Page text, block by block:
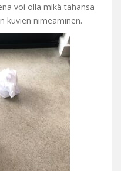
voi olla mikä tahansa
kuvien nimeäminen.